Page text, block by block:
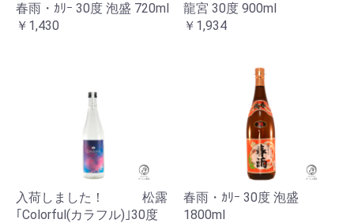
春雨・ｶﾘｰ 30度 泡盛 720ml
￥1,430
龍宮 30度 900ml
￥1,934
入荷しました！ 松露
｢Colorful(カラフル)｣30度
春雨・ｶﾘｰ 30度 泡盛
1800ml